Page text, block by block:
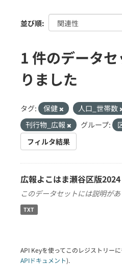
並び順
1 件のデータ
りました
タグ: 保健 人口_世帯数
刊行物_広報
グループ:
フィルタ結果
広報よこはま瀬谷区版
このデータセットには説明が
TXT
API Keyを使ってこのレジストリー
APIドキュメント).